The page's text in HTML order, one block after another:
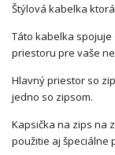
Štýlová kabelka
Táto kabelka
priestoru pre vaše
Hlavný priestor so
jedno so zipsom.
Kapsička na zips na
použitie aj špeciálne